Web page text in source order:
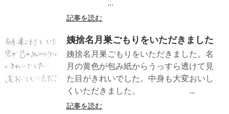
...
記事を読む
姨捨名月巣ごもりをいただきました
姨捨名月巣ごもりをいただきました。名
月の黄色が包み紙からうっすら透けて見
た目がきれいでした。中身も大変おいし
くいただきました。 ...
記事を読む